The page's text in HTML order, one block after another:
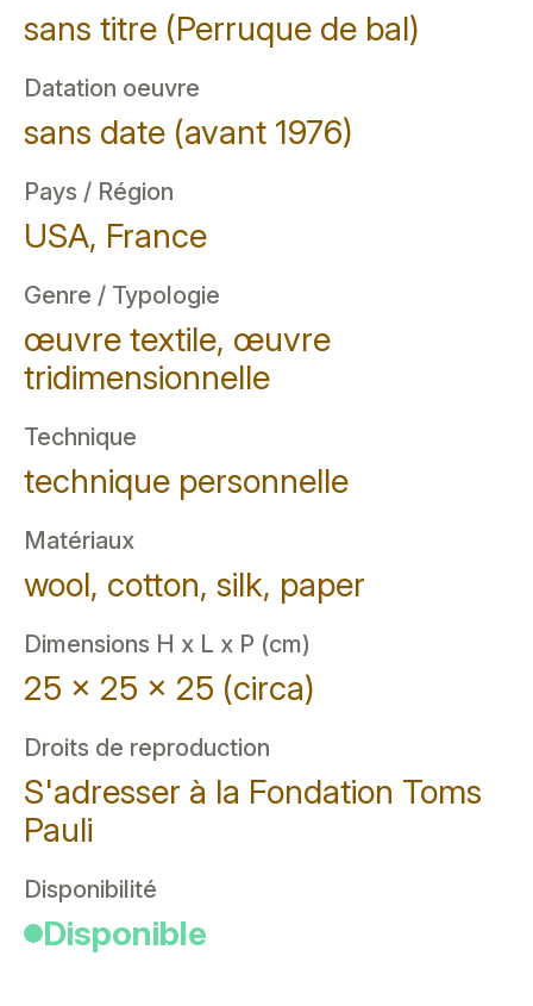
sans titre (Perruque de bal)
Datation oeuvre
sans date (avant 1976)
Pays / Région
USA, France
Genre / Typologie
œuvre textile, œuvre
tridimensionnelle
Technique
technique personnelle
Matériaux
wool, cotton, silk, paper
Dimensions H x L x P (cm)
25 x 25 x 25 (circa)
Droits de reproduction
S'adresser à la Fondation Toms
Pauli
Disponibilité
Disponible